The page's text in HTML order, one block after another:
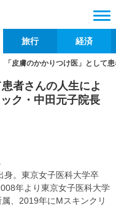
旅行 経済
「皮膚のかかりつけ医」として
者さんの人生によ
ク・中田元子院長
身。東京女子医科大学卒
年より東京女子医科大学
、2019年にMスキンクリ